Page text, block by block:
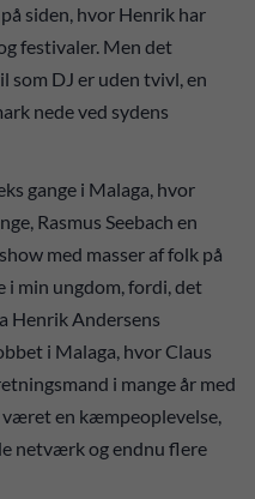
siden, hvor Henrik har
festivaler. Men det
DJ er uden tvivl, en
nede ved sydens
gange i Malaga, hvor
Rasmus Seebach en
med masser af folk på
i min ungdom, fordi, det
Henrik Andersens
i Malaga, hvor Claus
i mange år med
været en kæmpeoplevelse,
netværk og endnu flere